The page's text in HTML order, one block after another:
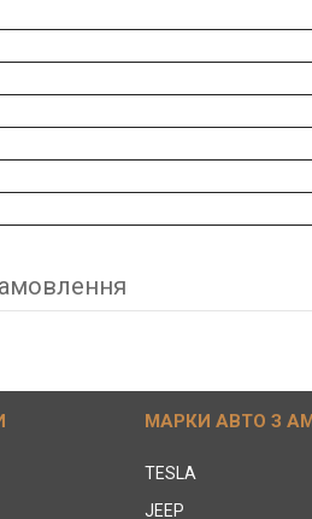
МАРКИ АВТО З
TESLA
JEEP